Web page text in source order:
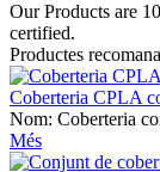
Our Products are
certified.
Productes
Coberteria CPLA
Nom: Coberteria
Més